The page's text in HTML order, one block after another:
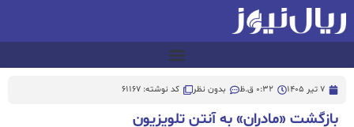
7 تیر 1405 0:32 ق.ظ بدون نظر کد نوشته: 61167
بازگشت «مادران» به آنتن تلویزیون